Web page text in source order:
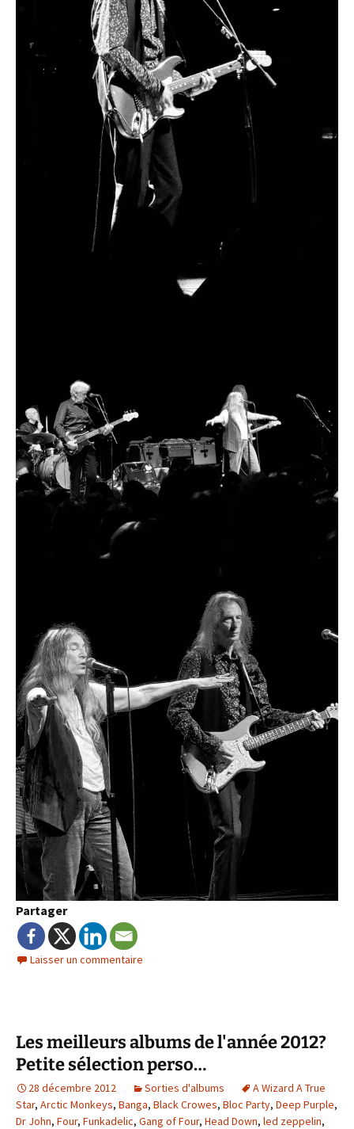
Partager
Laisser un commentaire
Les meilleurs albums de l'année 2012?
Petite sélection perso…
28 décembre 2012 Sorties d'albums
A Wizard A True
Star, Arctic Monkeys, Banga, Black Crowes, Bloc Party, Deep Purple,
Dr John, Four, Funkadelic, Gang of Four, Head Down, led zeppelin,